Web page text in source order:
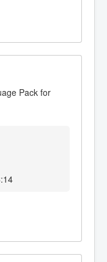
Pack for